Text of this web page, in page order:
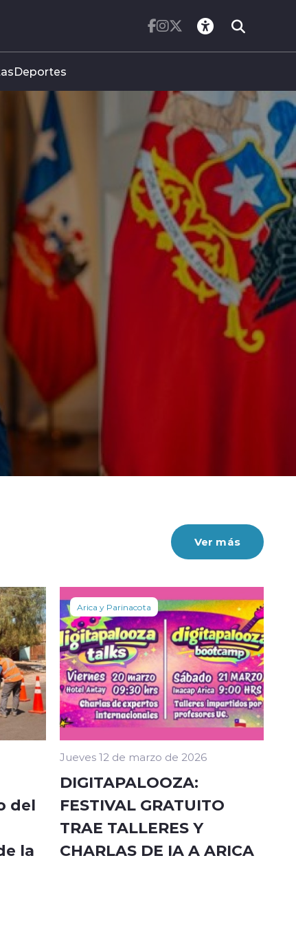
Deportes
DE
Ver más
del
la
Arica y Parinacota
Jueves 12 de marzo de 2026
DIGITAPALOOZA:
FESTIVAL GRATUITO
TRAE TALLERES Y
CHARLAS DE IA A ARICA